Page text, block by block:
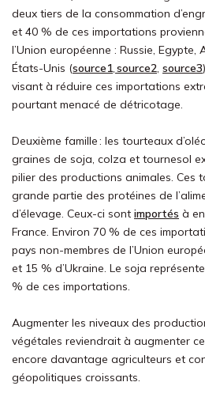
deux tiers de la consommation
et 40 % de ces importations
l’Union européenne : Russie,
États-Unis (source1,source2, source3
visant à réduire ces importations
pourtant menacé de détricotage.
Deuxième famille : les tourteaux
graines de soja, colza et tournesol
pilier des productions animales. Ces
grande partie des protéines de
d’élevage. Ceux-ci sont importés à
France. Environ 70 % de ces
pays non-membres de l’Union
et 15 % d’Ukraine. Le soja
% de ces importations.
Augmenter les niveaux des
végétales reviendrait à augmenter
encore davantage agriculteurs et
géopolitiques croissants.